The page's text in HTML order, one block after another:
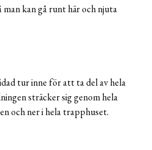
kan gå runt här och njuta
tur inne för att ta del av hela
sträcker sig genom hela
och ner i hela trapphuset.